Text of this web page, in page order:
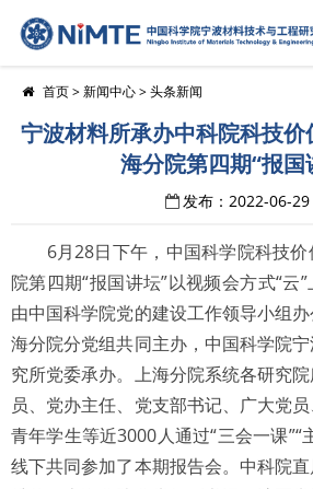
首页>新闻中心>头条新闻
宁波材料所承办中科院科技
海分院第四期“报国
发布：2022-06-29
6月28日下午，中国科学院科技价
院第四期“报国讲坛”以视频会方式“云
由中国科学院党的建设工作领导小组
海分院分党组共同主办，中国科学院
究所党委承办。上海分院系统各研究
员、党办主任、党支部书记、广大党员
青年学生等近3000人通过“三会一课”“
线下共同参加了本期报告会。 中科院